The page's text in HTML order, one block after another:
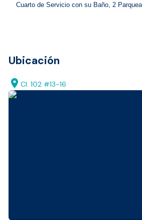
Cuarto de Servicio con su Baño, 2
Ubicación
location_on Cl. 102 #13-16